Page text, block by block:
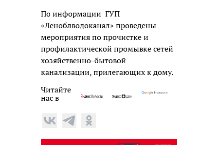
По информации ГУП
«Леноблводоканал» проведены
мероприятия по прочистке и
профилактической промывке сетей
хозяйственно-бытовой
канализации, прилегающих к дому.
Читайте
нас в